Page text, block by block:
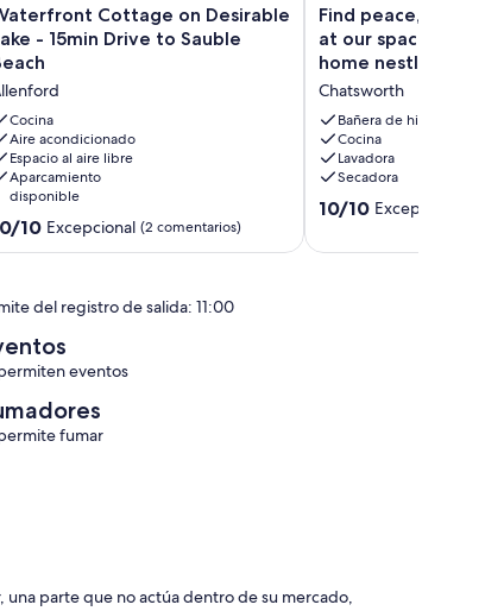
Sauble
Cottage on Desirable
- 15min Drive to Sauble
Cocina
Aire acondicionado
Espacio al aire libre
Aparcamiento
disponible
comentarios)
10 Excepcional (2 comentarios)
Find
peace,
comfort,
privacy
at
our
spacious
countryside
home
in
Find peace,
at our spacious
home nestled in
nature in
Chatsworth
Bañera de hidromasaje
Cocina
Lavadora
Secadora
10.0
10,
10/10 Excepcional
del registro de salida: 11:00
eventos
fumar
parte que no actúa dentro de su mercado,